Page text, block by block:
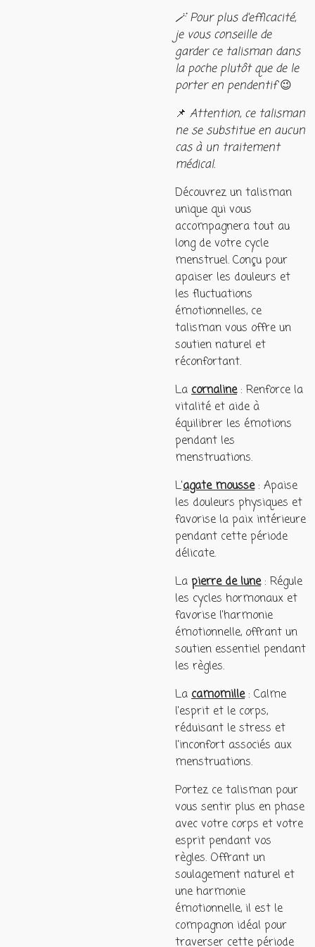
🪄 Pour plus d'efficacité,
je vous conseille de
garder ce talisman dans
la poche plutôt que de le
porter en pendentif😉
📌 Attention, ce talisman
ne se substitue en aucun
cas à un traitement
médical.
Découvrez un talisman
unique qui vous
accompagnera tout au
long de votre cycle
menstruel. Conçu pour
apaiser les douleurs et
les fluctuations
émotionnelles, ce
talisman vous offre un
soutien naturel et
réconfortant.
La cornaline: Renforce la
vitalité et aide à
équilibrer les émotions
pendant les
menstruations.
L'agate mousse: Apaise
les douleurs physiques et
favorise la paix intérieure
pendant cette période
délicate.
La pierre de lune: Régule
les cycles hormonaux et
favorise l'harmonie
émotionnelle, offrant un
soutien essentiel pendant
les règles.
La camomille: Calme
l'esprit et le corps,
réduisant le stress et
l'inconfort associés aux
menstruations.
Portez ce talisman pour
vous sentir plus en phase
avec votre corps et votre
esprit pendant vos
règles. Offrant un
soulagement naturel et
une harmonie
émotionnelle, il est le
compagnon idéal pour
traverser cette période